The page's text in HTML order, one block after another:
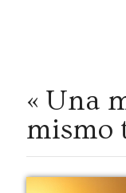
« Una
mismo